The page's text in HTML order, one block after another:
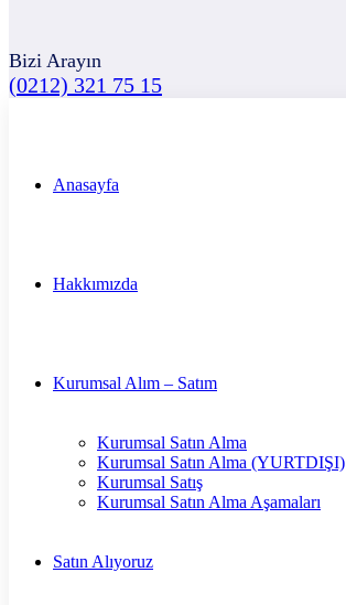
Bizi Arayın
(0212) 321 75 15
Anasayfa
Hakkımızda
Kurumsal Alım – Satım
Kurumsal Satın Alma
Kurumsal Satın Alma (YURTDIŞI)
Kurumsal Satış
Kurumsal Satın Alma Aşamaları
Satın Alıyoruz